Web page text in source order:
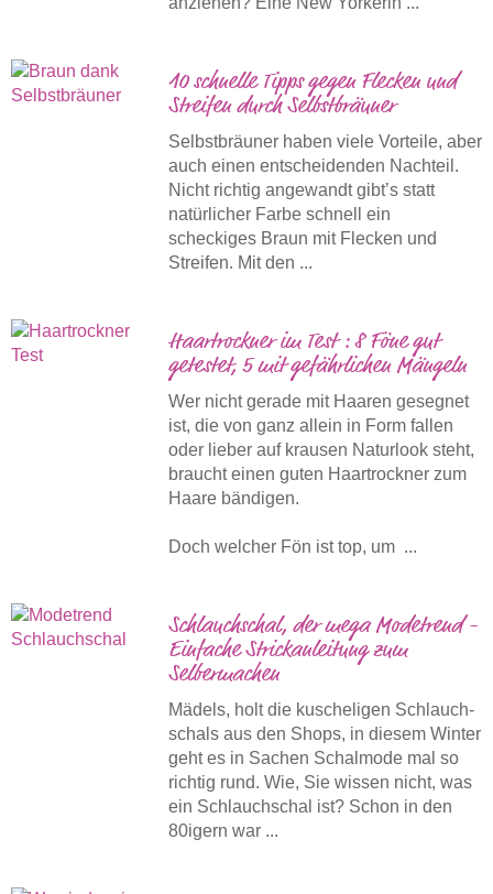
10 schnelle Tipps gegen Flecken und
Streifen durch Selbstbräuner
Selbstbräuner haben viele Vorteile, aber
auch einen entscheidenden Nachteil.
Nicht richtig angewandt gibt’s statt
natürlicher Farbe schnell ein
scheckiges Braun mit Flecken und
Streifen. Mit den ...
Haartrockner im Test : 8 Föne gut
getestet, 5 mit gefährlichen Mängeln
Wer nicht gerade mit Haaren gesegnet
ist, die von ganz allein in Form fallen
oder lieber auf krausen Naturlook steht,
braucht einen guten Haartrockner zum
Haare bändigen.
Doch welcher Fön ist top, um ...
Schlauchschal, der mega Modetrend -
Einfache Strickanleitung zum
Selbermachen
Mädels, holt die kuscheligen Schlauch­
schals aus den Shops, in diesem Winter
geht es in Sachen Schalmode mal so
richtig rund. Wie, Sie wissen nicht, was
ein Schlauchschal ist? Schon in den
80igern war ...